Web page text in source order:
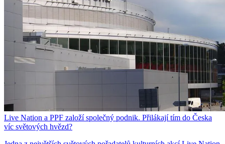
Live Nation a PPF založí společný podnik. Přilákají tím do Česka
víc světových hvězd?